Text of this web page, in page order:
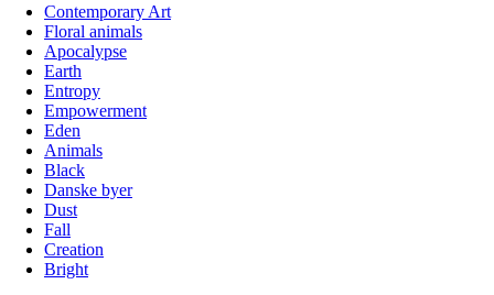
Contemporary Art
Floral animals
Apocalypse
Earth
Entropy
Empowerment
Eden
Animals
Black
Danske byer
Dust
Fall
Creation
Bright